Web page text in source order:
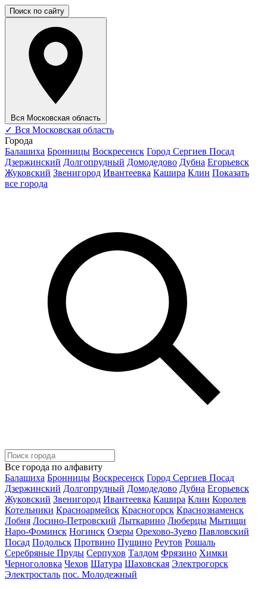
Поиск по сайту
Вся Московская область
✓ Вся Московская область
Города
Балашиха Бронницы Воскресенск Город Сергиев Посад
Дзержинский Долгопрудный Домодедово Дубна Егорьевск
Жуковский Звенигород Ивантеевка Кашира Клин Показать
все города
Все города по алфавиту
Балашиха Бронницы Воскресенск Город Сергиев Посад
Дзержинский Долгопрудный Домодедово Дубна Егорьевск
Жуковский Звенигород Ивантеевка Кашира Клин Королев
Котельники Красноармейск Красногорск Краснознаменск
Лобня Лосино-Петровский Лыткарино Люберцы Мытищи
Наро-Фоминск Ногинск Озеры Орехово-Зуево Павловский
Посад Подольск Протвино Пущино Реутов Рошаль
Серебряные Пруды Серпухов Талдом Фрязино Химки
Черноголовка Чехов Шатура Шаховская Электрогорск
Электросталь пос. Молодежный